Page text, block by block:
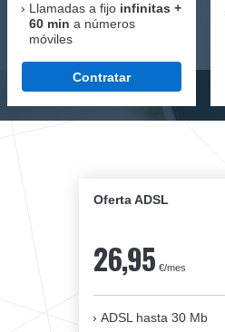
Llamadas a fijo infinitas +
60 min a números
móviles
Contratar
Oferta ADSL
26,95 €/mes
ADSL hasta 30 Mb